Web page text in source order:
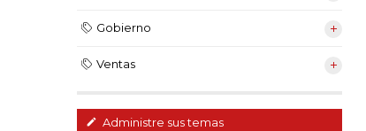
Gobierno
Ventas
Administre sus temas